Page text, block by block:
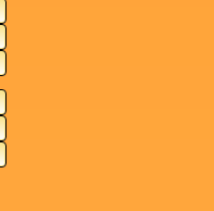
VORHERIGE
NÄCHSTE